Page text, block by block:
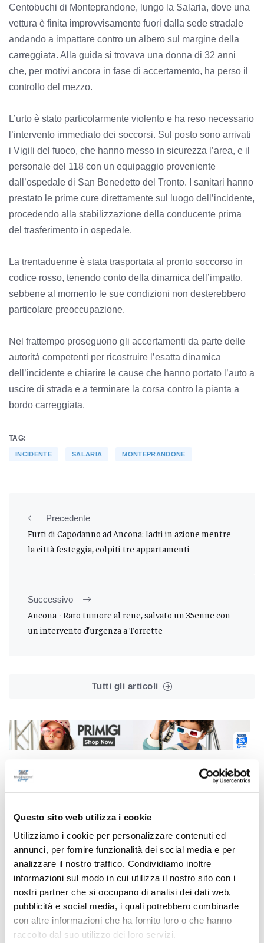
Questo sito web utilizza i cookie
Utilizziamo i cookie per personalizzare contenuti ed
annunci, per fornire funzionalità dei social media e per
analizzare il nostro traffico. Condividiamo inoltre
informazioni sul modo in cui utilizza il nostro sito con i
nostri partner che si occupano di analisi dei dati web,
pubblicità e social media, i quali potrebbero combinarle
con altre informazioni che ha fornito loro o che hanno
raccolto dal suo utilizzo dei loro servizi.
Centobuchi di Monteprandone, lungo la Salaria, dove una
vettura è finita improvvisamente fuori dalla sede stradale
andando a impattare contro un albero sul margine della
carreggiata. Alla guida si trovava una donna di 32 anni
che, per motivi ancora in fase di accertamento, ha perso il
controllo del mezzo.
L’urto è stato particolarmente violento e ha reso necessario
l’intervento immediato dei soccorsi. Sul posto sono arrivati
i Vigili del fuoco, che hanno messo in sicurezza l’area, e il
personale del 118 con un equipaggio proveniente
dall’ospedale di San Benedetto del Tronto. I sanitari hanno
prestato le prime cure direttamente sul luogo dell’incidente,
procedendo alla stabilizzazione della conducente prima
del trasferimento in ospedale.
La trentaduenne è stata trasportata al pronto soccorso in
codice rosso, tenendo conto della dinamica dell’impatto,
sebbene al momento le sue condizioni non desterebbero
particolare preoccupazione.
Nel frattempo proseguono gli accertamenti da parte delle
autorità competenti per ricostruire l’esatta dinamica
dell’incidente e chiarire le cause che hanno portato l’auto a
uscire di strada e a terminare la corsa contro la pianta a
bordo carreggiata.
TAG:
INCIDENTE SALARIA MONTEPRANDONE
Precedente
Furti di Capodanno ad Ancona: ladri in azione mentre
la città festeggia, colpiti tre appartamenti
Successivo
Ancona - Raro tumore al rene, salvato un 35enne con
un intervento d’urgenza a Torrette
Tutti gli articoli
Correlati